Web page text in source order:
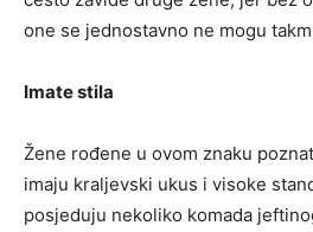
one se jednostavno ne mogu
Imate stila
Žene rođene u ovom znaku
imaju kraljevski ukus i visoke
posjeduju nekoliko komada